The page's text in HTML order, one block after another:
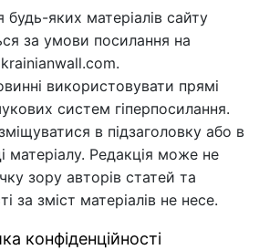
будь-яких матеріалів сайту
за умови посилання на
використовувати прямі
систем гіперпосилання.
в підзаголовку або в
матеріалу. Редакція може не
зору авторів статей та
за зміст матеріалів не несе.
конфіденційності